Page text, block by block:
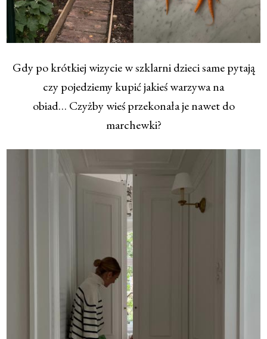
Gdy po krótkiej wizycie w szklarni dzieci same pytają
czy pojedziemy kupić jakieś warzywa na
obiad… Czyżby wieś przekonała je nawet do
marchewki?